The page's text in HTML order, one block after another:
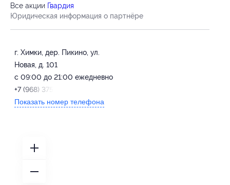
Все акции Гвардия
Юридическая информация о партнёре
г. Химки, дер. Пикино, ул.
Новая, д. 101
с 09:00 до 21:00 ежедневно
+7 (968) 375-73-19
Показать номер телефона